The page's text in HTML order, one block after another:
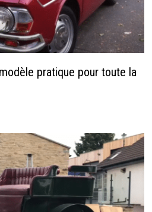
pratique pour toute la